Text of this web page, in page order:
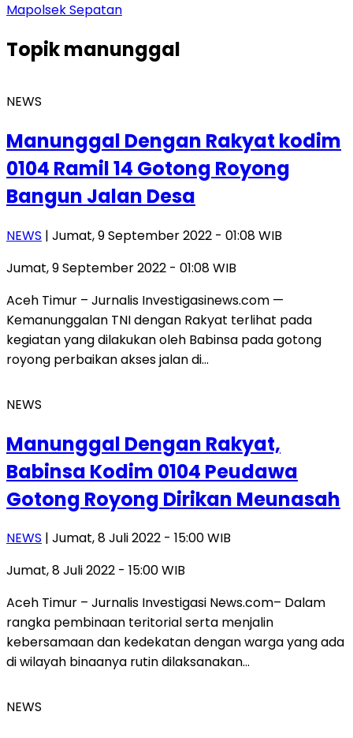
Mapolsek Sepatan
Topikmanunggal
NEWS
Manunggal Dengan Rakyat kodim
0104 Ramil 14 Gotong Royong
Bangun Jalan Desa
NEWS | Jumat, 9 September 2022 - 01:08 WIB
Jumat, 9 September 2022 - 01:08 WIB
Aceh Timur – Jurnalis Investigasinews.com —
Kemanunggalan TNI dengan Rakyat terlihat pada
kegiatan yang dilakukan oleh Babinsa pada gotong
royong perbaikan akses jalan di…
NEWS
Manunggal Dengan Rakyat,
Babinsa Kodim 0104 Peudawa
Gotong Royong Dirikan Meunasah
NEWS | Jumat, 8 Juli 2022 - 15:00 WIB
Jumat, 8 Juli 2022 - 15:00 WIB
Aceh Timur – Jurnalis Investigasi News.com– Dalam
rangka pembinaan teritorial serta menjalin
kebersamaan dan kedekatan dengan warga yang ada
di wilayah binaanya rutin dilaksanakan…
NEWS